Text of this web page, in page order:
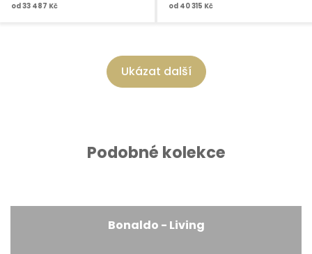
od 33 487 Kč
od 40 315 Kč
Ukázat další
Podobné kolekce
Bonaldo - Living